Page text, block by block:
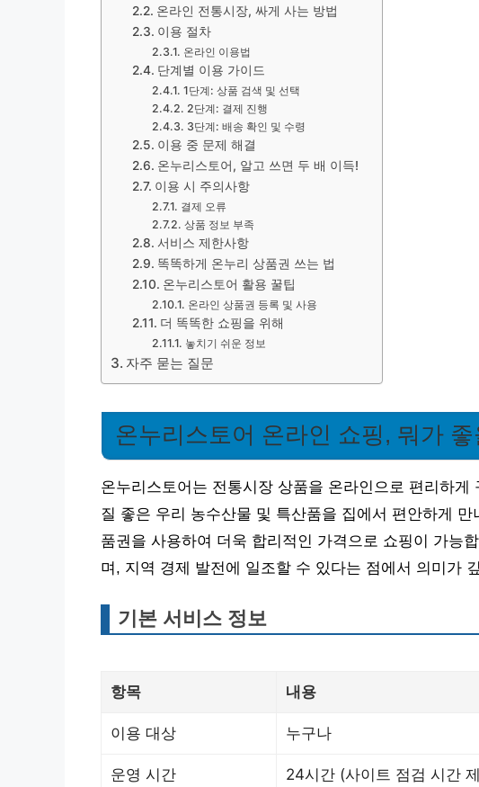
온라인 전통시장, 싸게 사는 방법
이용 절차
온라인 이용법
단계별 이용 가이드
1단계: 상품 검색 및 선택
2단계: 결제 진행
3단계: 배송 확인 및 수령
이용 중 문제 해결
온누리스토어, 알고 쓰면 두 배 이득!
이용 시 주의사항
결제 오류
상품 정보 부족
서비스 제한사항
똑똑하게 온누리 상품권 쓰는 법
온누리스토어 활용 꿀팁
온라인 상품권 등록 및 사용
더 똑똑한 쇼핑을 위해
놓치기 쉬운 정보
자주 묻는 질문
온누리스토어 온라인 쇼핑, 뭐가
온누리스토어는 전통시장 상품을 온라인으로 편리하
질 좋은 우리 농수산물 및 특산품을 집에서 편안하게
품권을 사용하여 더욱 합리적인 가격으로 쇼핑이 가능
며, 지역 경제 발전에 일조할 수 있다는 점에서 의미가
기본 서비스 정보
항목 내용
이용 대상 누구나
운영 시간 24시간 (사이트 점검 시간